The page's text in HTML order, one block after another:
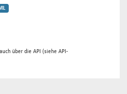
über die API (siehe API-